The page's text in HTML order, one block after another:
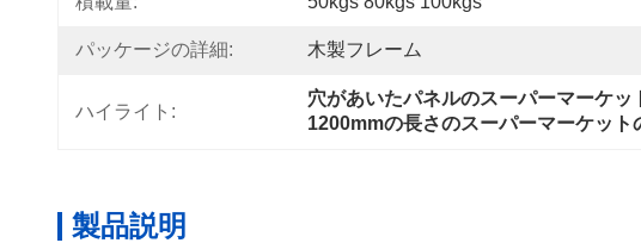
パッケージの詳細: 木製フレーム
ハイライト:
穴があいたパネルのスーパーマーケッ
1200mmの長さのスーパーマーケット
製品説明